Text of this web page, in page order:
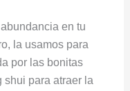
en tu
la usamos para
por las bonitas
shui para atraer la